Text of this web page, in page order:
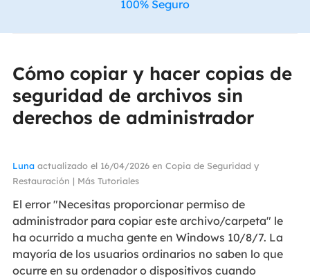
100% Seguro
Cómo copiar y hacer copias de
seguridad de archivos sin
derechos de administrador
Lunaactualizado el 16/04/2026 en Copia de Seguridad y
Restauración | Más Tutoriales
El error "Necesitas proporcionar permiso de
administrador para copiar este archivo/carpeta" le
ha ocurrido a mucha gente en Windows 10/8/7. La
mayoría de los usuarios ordinarios no saben lo que
ocurre en su ordenador o dispositivos cuando